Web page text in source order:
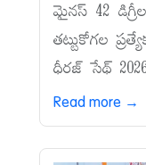
మైనస్‌ 42
తట్టుకోగల
ధీరజ్‌ సేథ్‌
Read more →